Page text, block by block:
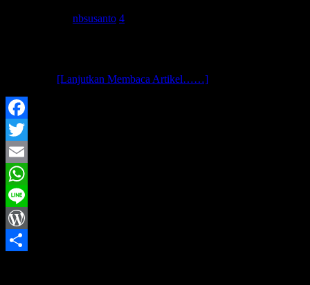
nbsusanto 4
[Lanjutkan Membaca Artikel……]
Facebook
Twitter
Email
WhatsApp
Line
WordPress